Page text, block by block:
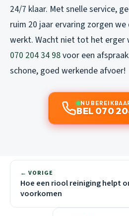
24/7 klaar. Met snelle service,
ruim 20 jaar ervaring zorgen
werkt. Wacht niet tot het erger
070 204 34 98voor een
schone, goed werkende afvoer!
NU
BEL 070
← VORIGE
Hoe een riool reiniging helpt
voorkomen